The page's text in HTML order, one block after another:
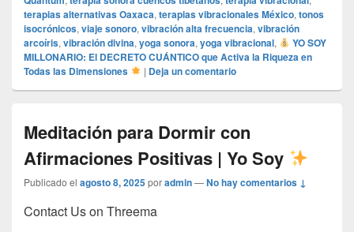
terapias alternativas Oaxaca, terapias vibracionales México, tonos
isocrónicos, viaje sonoro, vibración alta frecuencia, vibración
arcoíris, vibración divina, yoga sonora, yoga vibracional,
YO SOY
MILLONARIO: El DECRETO CUÁNTICO que Activa la Riqueza en
Todas las Dimensiones
| Deja un comentario
Meditación para Dormir con
Afirmaciones Positivas | Yo Soy
Publicado el agosto 8, 2025poradmin—No hay comentarios ↓
Contact Us on Threema